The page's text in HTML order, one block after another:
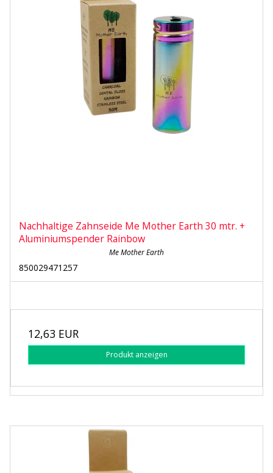
Nachhaltige Zahnseide Me Mother Earth 30 mtr. +
Aluminiumspender Rainbow
Me Mother Earth
850029471257
12,63 EUR
Produkt anzeigen